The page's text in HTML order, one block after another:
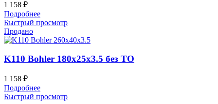
1 158 ₽
Подробнее
Быстрый просмотр
Продано
K110 Bohler 180x25x3.5 без ТО
1 158 ₽
Подробнее
Быстрый просмотр